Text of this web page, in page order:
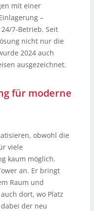
mit einer
–
7-Betrieb. Seit
nicht nur die
2024 auch
ausgezeichnet.
für moderne
obwohl die
viele
kaum möglich.
an. Er bringt
Raum und
dort, wo Platz
der neu